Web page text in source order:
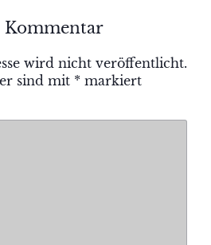
Kommentar
wird nicht veröffentlicht.
sind mit * markiert